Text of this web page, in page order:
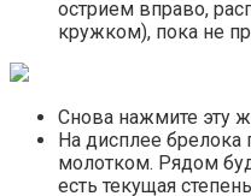
острием вправо,
кружком), пока не
Снова нажмите эту
На дисплее брелока
молотком. Рядом
есть текущая